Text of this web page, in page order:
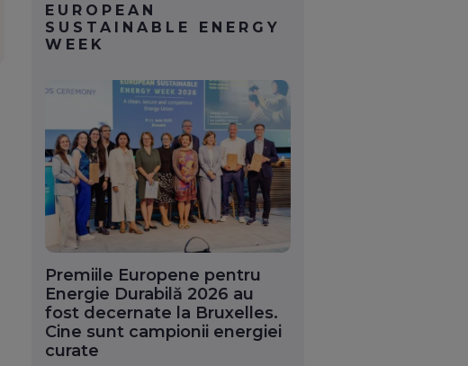
EUROPEAN
SUSTAINABLE ENERGY
WEEK
Premiile Europene pentru
Energie Durabilă 2026 au
fost decernate la Bruxelles.
Cine sunt campionii energiei
curate